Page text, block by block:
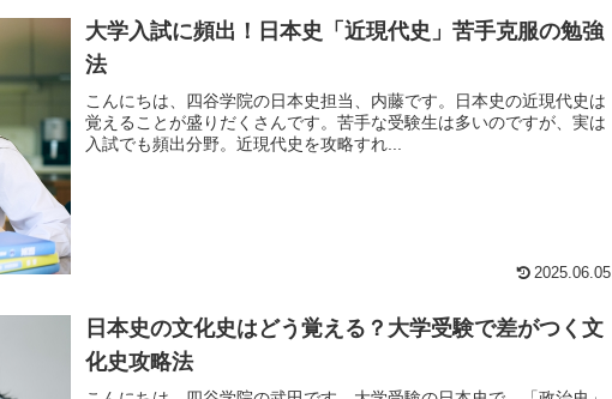
大学入試に頻出！日本史「近現代史」苦手克服の勉強
法
こんにちは、四谷学院の日本史担当、内藤です。日本史の近現代史は
覚えることが盛りだくさんです。苦手な受験生は多いのですが、実は
入試でも頻出分野。近現代史を攻略すれ...
2025.06.05
日本史の文化史はどう覚える？大学受験で差がつく文
化史攻略法